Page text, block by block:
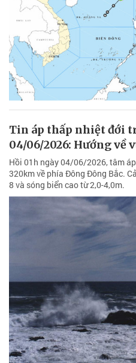
Tin áp thấp nhiệt đới
04/06/2026: Hướng về
Hồi 01h ngày 04/06/2026, tâm
320km về phía Đông Đông Bắc.
8 và sóng biển cao từ 2,0-4,0m.